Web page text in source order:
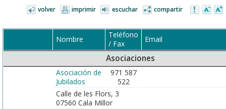
volver imprimir escuchar compartir
Nombre
Teléfono
/ Fax
Email
Asociaciones
Asociación de
Jubilados
971 587
522
Calle de les Flors, 3
07560 Cala Millor